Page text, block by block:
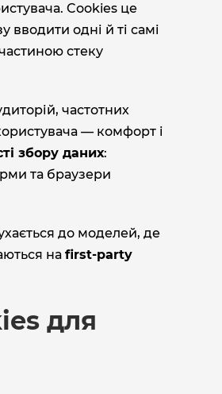
Cookies це
одні й ті самі
стеку
частотних
— комфорт і
збору даних:
та браузери
до моделей, де
на first‑party
для